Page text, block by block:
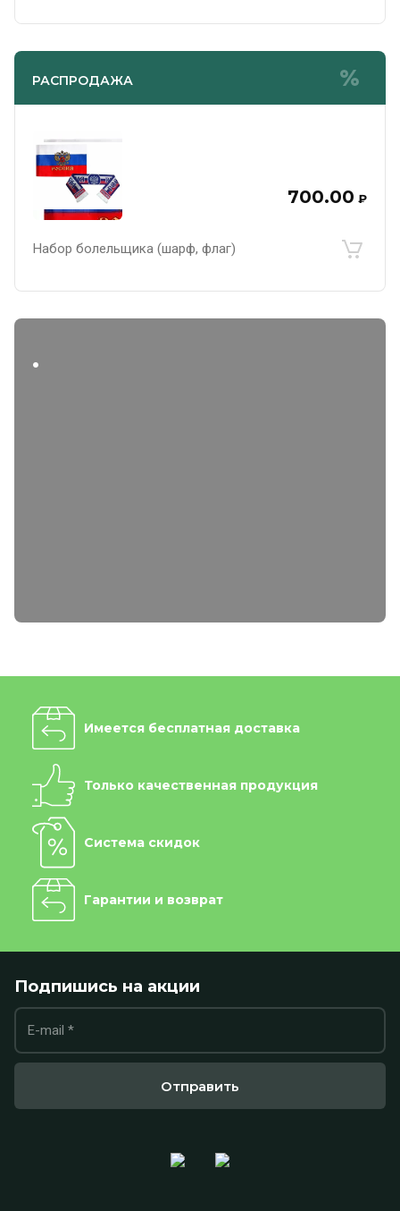
РАСПРОДАЖА
700.00 ₽
Набор болельщика (шарф, флаг)
.
Имеется бесплатная доставка
Только качественная продукция
Система скидок
Гарантии и возврат
Подпишись на акции
Отправить